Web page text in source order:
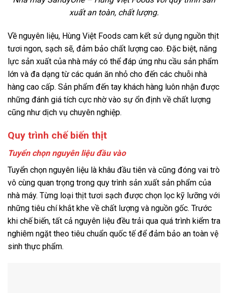
xuất an toàn, chất lượng.
Về nguyên liệu, Hùng Việt Foods cam kết sử dụng nguồn thịt
tươi ngon, sạch sẽ, đảm bảo chất lượng cao. Đặc biệt, năng
lực sản xuất của nhà máy có thể đáp ứng nhu cầu sản phẩm
lớn và đa dạng từ các quán ăn nhỏ cho đến các chuỗi nhà
hàng cao cấp. Sản phẩm đến tay khách hàng luôn nhận được
những đánh giá tích cực nhờ vào sự ổn định về chất lượng
cũng như dịch vụ chuyên nghiệp.
Quy trình chế biến thịt
Tuyển chọn nguyên liệu đầu vào
Tuyển chọn nguyên liệu là khâu đầu tiên và cũng đóng vai trò
vô cùng quan trọng trong quy trình sản xuất sản phẩm của
nhà máy. Từng loại thịt tươi sạch được chọn lọc kỹ lưỡng với
những tiêu chí khắt khe về chất lượng và nguồn gốc. Trước
khi chế biến, tất cả nguyên liệu đều trải qua quá trình kiểm tra
nghiêm ngặt theo tiêu chuẩn quốc tế để đảm bảo an toàn vệ
sinh thực phẩm.